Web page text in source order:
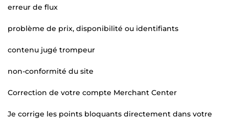
erreur de flux
problème de prix, disponibilité ou identifiants
contenu jugé trompeur
non-conformité du site
Correction de votre compte Merchant Center
Je corrige les points bloquants directement dans votre